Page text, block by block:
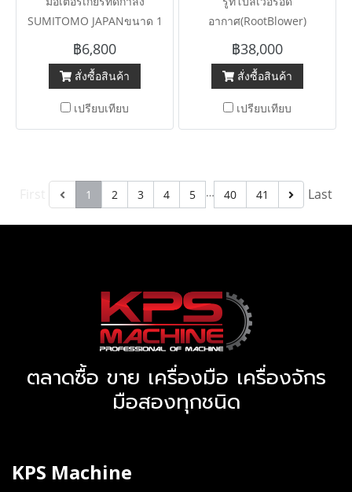
SUMITOMO JAPANขนาด 1
HP 1 : 87 ( 17 rpm ) รุ่นพิเศษมี
เบรคในตัว 380V เข้ามา 8 ตัว
฿6,800
สั่งซื้อสินค้า
เปรียบเทียบ
อากาศ(RootBlower)
UNOMACH - ARC-150 (6”) มี
มาเฉพาะตัวรูทแท่นฐานและ
หม้อกรอง เข้ามาหลายตัว (ไม่มี
มอเตอร์)
฿38,000
สั่งซื้อสินค้า
เปรียบเทียบ
1 2 3 4 5 … 40 41 Last
ตลาดซื้อ ขาย เครื่องมือ เครื่องจักร
มือสองทุกชนิด
KPS Machine